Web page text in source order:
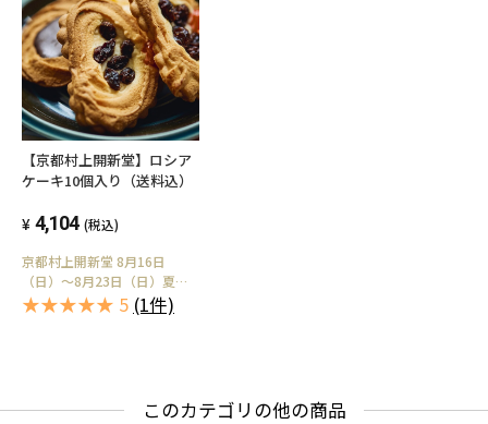
【京都村上開新堂】ロシア
ケーキ10個入り（送料込）
4,104 (税込)
京都村上開新堂 8月16日
（日）～8月23日（日）夏季
休業のため商品の出荷業務を
休止させていただきます。
★★★★★ 5 (1件)
このカテゴリの他の商品